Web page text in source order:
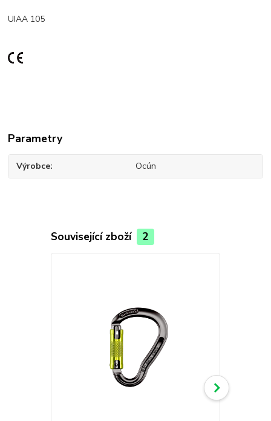
UIAA 105
Parametry
Výrobce Ocún
Související zboží 2